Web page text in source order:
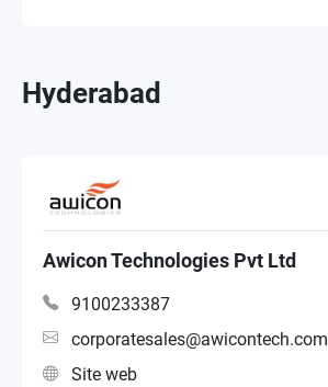
Hyderabad
Awicon Technologies Pvt Ltd
9100233387
corporatesales@awicontech.com
Site web